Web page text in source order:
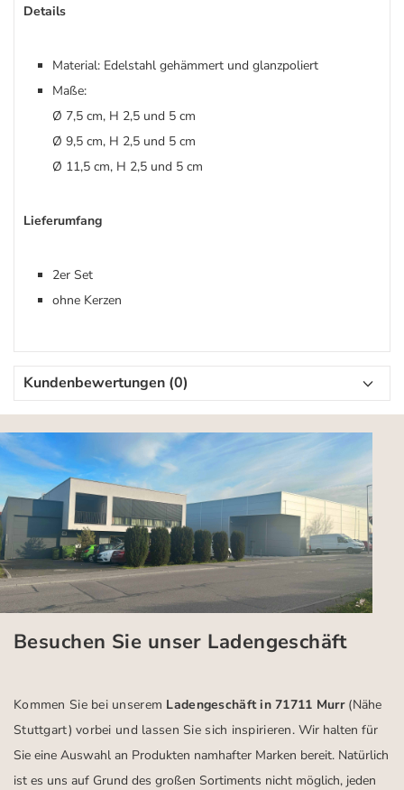
Details
Material: Edelstahl gehämmert und glanzpoliert
Maße:
Ø 7,5 cm, H 2,5 und 5 cm
Ø 9,5 cm, H 2,5 und 5 cm
Ø 11,5 cm, H 2,5 und 5 cm
Lieferumfang
2er Set
ohne Kerzen
Kundenbewertungen (0)
Besuchen Sie unser Ladengeschäft
Kommen Sie bei unserem Ladengeschäft in 71711 Murr (Nähe
Stuttgart) vorbei und lassen Sie sich inspirieren.Wir halten für
Sie eine Auswahl an Produkten namhafter Marken bereit. Natürlich
ist es uns auf Grund des großen Sortiments nicht möglich, jeden